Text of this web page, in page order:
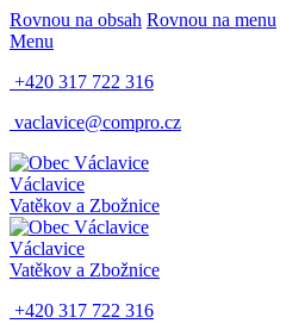
Rovnou na obsah Rovnou na menu
Menu
+420 317 722 316
vaclavice@compro.cz
Václavice
Vatěkov a Zbožnice
Václavice
Vatěkov a Zbožnice
+420 317 722 316